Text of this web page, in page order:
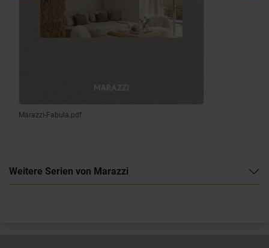
Marazzi-Fabula.pdf
Weitere Serien von Marazzi